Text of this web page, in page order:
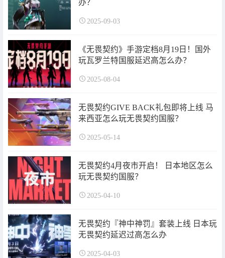
办？
2025-09-03
《无畏契约》手游定档8月19日！国外
玩瓦罗兰特国服延迟高怎么办？
2025-08-04
无畏契约GIVE BACK礼包即将上线 马
来西亚怎么玩无畏契约国服？
2025-05-14
无畏契约4月夜市开启！ 日本地区怎么
玩无畏契约国服？
2025-04-10
无畏契约『神中神罚』套装上线 日本玩
无畏契约延迟过高怎么办
2025-04-03